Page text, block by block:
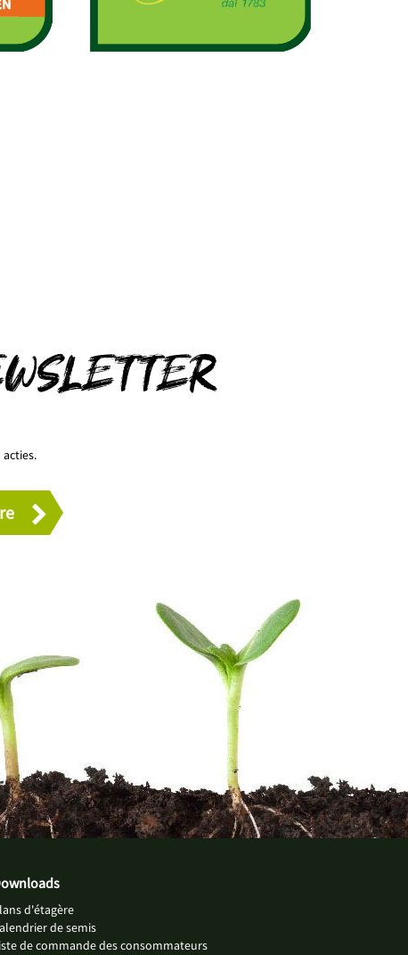
d'étagère
de semis
de commande des consommateurs